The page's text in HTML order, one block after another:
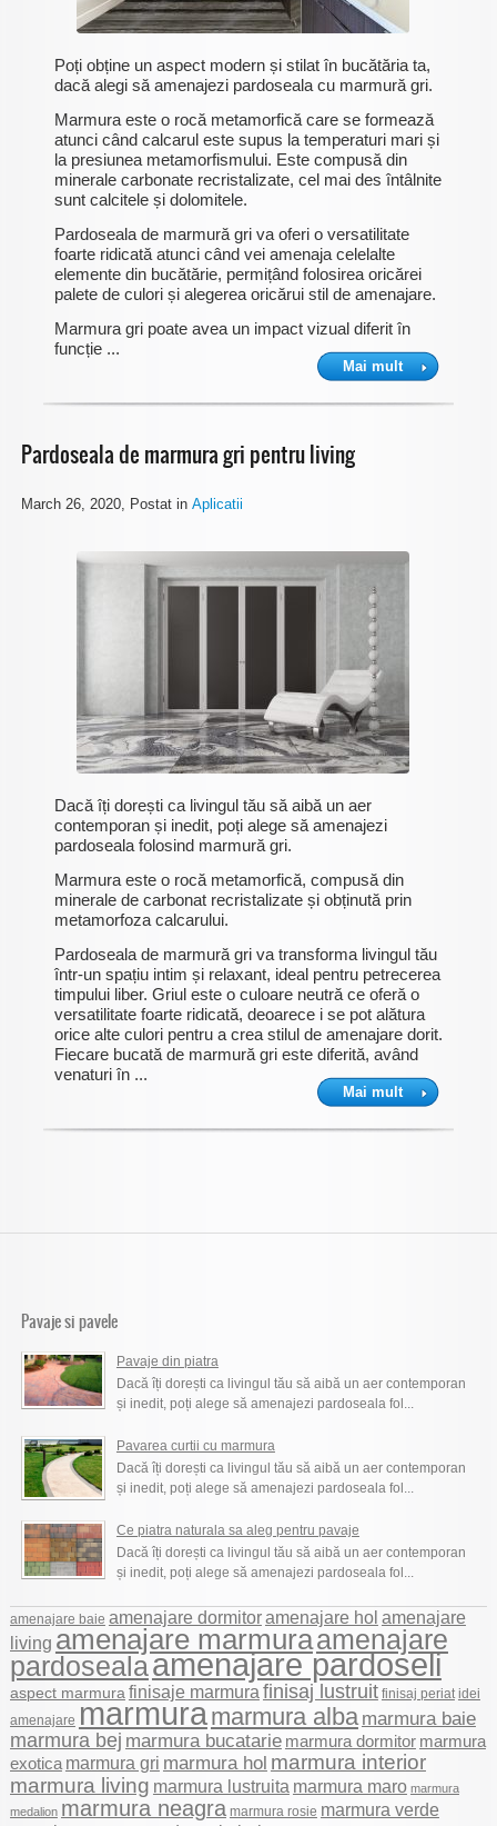
Poți obține un aspect modern și stilat în bucătăria ta,
dacă alegi să amenajezi pardoseala cu marmură gri.
Marmura este o rocă metamorfică care se formează
atunci când calcarul este supus la temperaturi mari și
la presiunea metamorfismului. Este compusă din
minerale carbonate recristalizate, cel mai des întâlnite
sunt calcitele și dolomitele.
Pardoseala de marmură gri va oferi o versatilitate
foarte ridicată atunci când vei amenaja celelalte
elemente din bucătărie, permițând folosirea oricărei
palete de culori și alegerea oricărui stil de amenajare.
Marmura gri poate avea un impact vizual diferit în
funcție ...
Mai mult
Pardoseala de marmura gri pentru living
March 26, 2020, Postat in Aplicatii
Dacă îți dorești ca livingul tău să aibă un aer
contemporan și inedit, poți alege să amenajezi
pardoseala folosind marmură gri.
Marmura este o rocă metamorfică, compusă din
minerale de carbonat recristalizate și obținută prin
metamorfoza calcarului.
Pardoseala de marmură gri va transforma livingul tău
într-un spațiu intim și relaxant, ideal pentru petrecerea
timpului liber. Griul este o culoare neutră ce oferă o
versatilitate foarte ridicată, deoarece i se pot alătura
orice alte culori pentru a crea stilul de amenajare dorit.
Fiecare bucată de marmură gri este diferită, având
venaturi în ...
Mai mult
Pavaje si pavele
Pavaje din piatra
Dacă îți dorești ca livingul tău să aibă un aer contemporan
și inedit, poți alege să amenajezi pardoseala fol...
Pavarea curtii cu marmura
Dacă îți dorești ca livingul tău să aibă un aer contemporan
și inedit, poți alege să amenajezi pardoseala fol...
Ce piatra naturala sa aleg pentru pavaje
Dacă îți dorești ca livingul tău să aibă un aer contemporan
și inedit, poți alege să amenajezi pardoseala fol...
amenajare baie amenajare dormitoramenajare hol amenajare
living amenajare marmuraamenajare
pardosealaamenajare pardoseli
aspect marmurafinisaje marmura finisaj lustruit finisaj periat idei
amenajare marmuramarmura alba marmura baie
marmura bej marmura bucatarie marmura dormitor marmura
exotica marmura gri marmura hol marmura interior
marmura living marmura lustruita marmura maro marmura
medalion marmura neagra marmura rosie marmura verde